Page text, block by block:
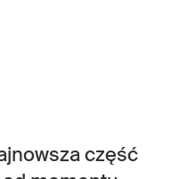
część